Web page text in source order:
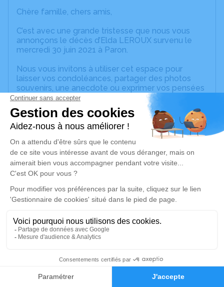
Faire-part Hommages
Chère famille, chers amis,
C’est avec une grande tristesse que nous vous
annonçons le décès d’Elda LEROUX survenu le
mercredi 30 juin 2021 à Paron.
Nous vous invitons à utiliser cet espace pour
laisser vos condoléances, partager des photos
souvenirs, une anecdote ou exprimer vos pensées
à travers des poèmes ou des textes. Cet endroit
est un lieu d'expression dédié à honorer la
mémoire d’Elda LEROUX.
Un service de plantation d’arbre hommage est
disponible ici.
Cérémonie religieuse
lundi 05 juillet 2021 à 14h30
Église Saint Maurice de Sens
rue de l'Ile d'Yonne
Je rends hommage